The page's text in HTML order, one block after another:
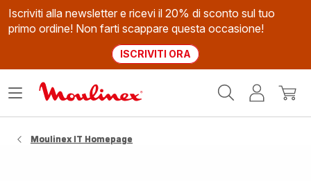
Iscriviti alla newsletter e ricevi il 20% di sconto sul tuo
primo ordine! Non farti scappare questa occasione!
ISCRIVITI ORA
Il
Apri
Moulinex IT Homepage